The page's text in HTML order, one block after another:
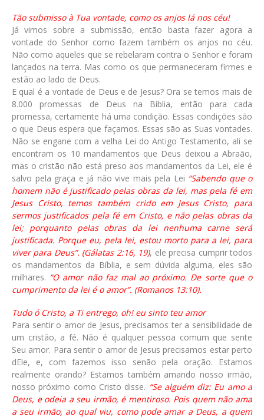
Tão submisso à Tua vontade, como os anjos lá nos céu!
Já vimos sobre a submissão, então basta fazer agora a
vontade do Senhor como fazem também os anjos no céu.
Não como aqueles que se rebelaram contra o Senhor e foram
lançados na terra. Mas como os que permaneceram firmes e
estão ao lado de Deus.
E qual é a vontade de Deus e de Jesus? Ora se temos mais de
8.000 promessas de Deus na Bíblia, então para cada
promessa, certamente há uma condição. Essas condições são
o que Deus espera que façamos. Essas são as Suas vontades.
Não se engane com a velha Lei do Antigo Testamento, ali se
encontram os 10 mandamentos que Deus deixou a Abraão,
mas o cristão não está preso aos mandamentos da Lei, ele é
salvo pela graça e já não vive mais pela Lei “Sabendo que o
homem não é justificado pelas obras da lei, mas pela fé em
Jesus Cristo, temos também crido em Jesus Cristo, para
sermos justificados pela fé em Cristo, e não pelas obras da
lei; porquanto pelas obras da lei nenhuma carne será
justificada. Porque eu, pela lei, estou morto para a lei, para
viver para Deus”. (Gálatas 2:16, 19), ele precisa cumprir todos
os mandamentos da Bíblia, e sem dúvida alguma, eles são
milhares. “O amor não faz mal ao próximo. De sorte que o
cumprimento da lei é o amor”. (Romanos 13:10).
Tudo ó Cristo, a Ti entrego, oh! eu sinto teu amor
Para sentir o amor de Jesus, precisamos ter a sensibilidade de
um cristão, a fé. Não é qualquer pessoa comum que sente
Seu amor. Para sentir o amor de Jesus precisamos estar perto
dEle, e, com fazemos isso senão pela oração. Estamos
realmente orando? Estamos também amando nosso irmão,
nosso próximo como Cristo disse. “Se alguém diz: Eu amo a
Deus, e odeia a seu irmão, é mentiroso. Pois quem não ama
a seu irmão, ao qual viu, como pode amar a Deus, a quem